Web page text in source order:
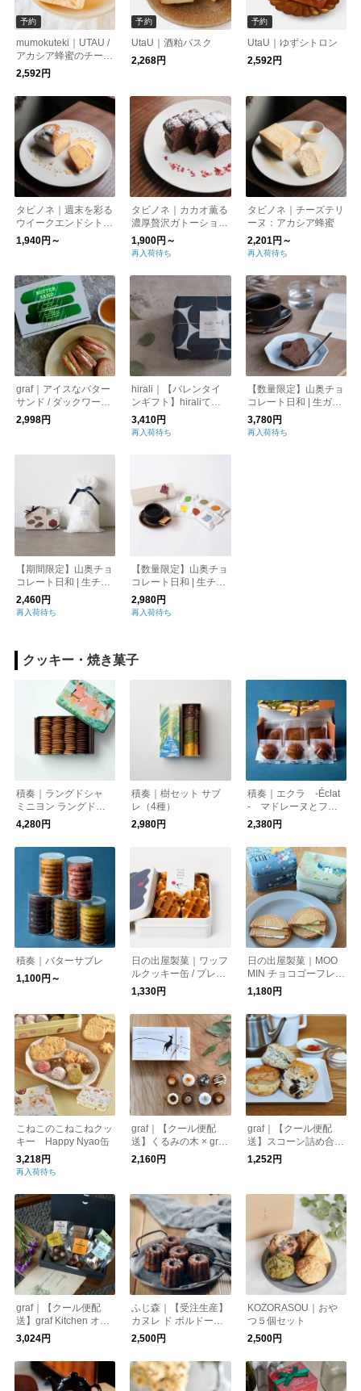
予約
mumokuteki｜UTAU /
アカシア蜂蜜のチーズ
テリーヌ
2,592円
予約
UtaU｜酒粕バスク
2,268円
予約
UtaU｜ゆずシトロン
2,592円
タビノネ｜週末を彩る
ウイークエンドシトロ
ン
1,940円～
タビノネ｜カカオ薫る
濃厚贅沢ガトーショコ
ラ
1,900円～
再入荷待ち
タビノネ｜チーズテリ
ーヌ：アカシア蜂蜜
2,201円～
再入荷待ち
graf｜アイスなバター
サンド / ダックワーズ
6種セット graf kitchen
2,998円
hirali｜【バレンタイ
ンギフト】hiraliてぬ
ぐいで包んだ,米粉の
ガトーショコラ
3,410円
再入荷待ち
【数量限定】山奥チョ
コレート日和 | 生ガト
ーショコラ 小麦粉不
使用 バレンタイン
3,780円
再入荷待ち
【期間限定】山奥チョ
コレート日和 | 生チョ
コサンドとキャラメル
バー＋コーヒーバッグ
のギフトセット バレ
2,460円
再入荷待ち
【数量限定】山奥チョ
コレート日和 | 生チョ
コサンドとコーヒーバ
ッグのギフトセット
バレンタイン
2,980円
再入荷待ち
クッキー・焼き菓子
積奏｜ラングドシャ
ミニヨン ラングドシ
ャ（4種）
4,280円
積奏｜樹セット サブ
レ（4種）
2,980円
積奏｜エクラ -Éclat
- マドレーヌとフィ
ナンシェの詰め合わせ
2,380円
積奏｜バターサブレ
1,100円～
日の出屋製菓｜ワッフ
ルクッキー缶 / プレー
ン・チーズ
1,330円
日の出屋製菓｜MOO
MIN チョコゴーフレッ
ト いちご・抹茶
1,180円
こねこのこねこねクッ
キー Happy Nyao缶
3,218円
再入荷待ち
graf｜【クール便配
送】くるみの木 × graf
奈良カヌレ
2,160円
graf｜【クール便配
送】スコーン詰め合わ
せ
1,252円
graf｜【クール便配
送】graf Kitchen オリ
ジナル カヌレアソー
トBOX
3,024円
ふじ森｜【受注生産】
カヌレ ド ボルドー
（５個セット）
2,500円
KOZORASOU｜おや
つ５個セット
2,500円